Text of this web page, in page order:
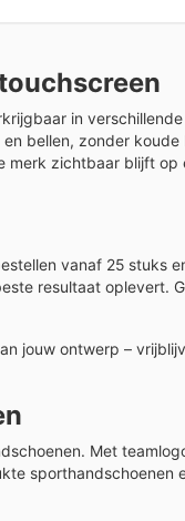
in
bellen, zonder
zichtbaar blijft
vanaf 25 stuks
resultaat oplevert.
jouw ontwerp –
Met
sporthandschoenen